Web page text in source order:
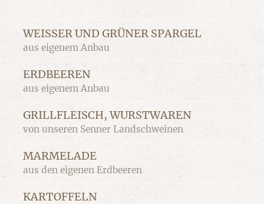
WEISSER UND GRÜNER SPARGEL
aus eigenem Anbau
ERDBEEREN
aus eigenem Anbau
GRILLFLEISCH, WURSTWAREN
von unseren Senner Landschweinen
MARMELADE
aus den eigenen Erdbeeren
KARTOFFELN